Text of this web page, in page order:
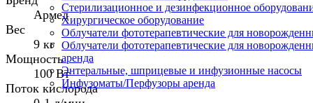
Стерилизационное и дезинфекционное
Хирургическое оборудование
Облучатели фототерапевтические для
Облучатели фототерапевтические для
аренда
Энтеральные, шприцевые и инфузионные насосы
Инфузоматы/Перфузоры аренда
Армед
Вес
9 кг
Мощность
100 Вт
Поток кислорода